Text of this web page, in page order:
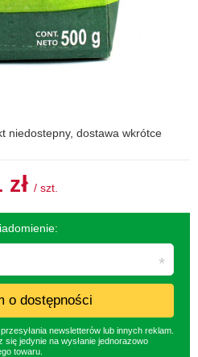
niedostepny, dostawa wkrótce
zł / szt.
o dostępności
newsletterów lub innych reklam.
się jedynie na wysłanie jednorazowo
towaru.